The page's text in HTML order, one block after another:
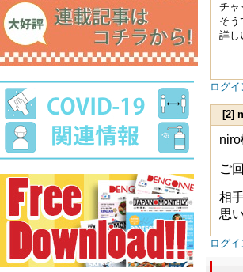
チャ
そう
詳し
ログイ
[2]
ご
相
思
ログイ